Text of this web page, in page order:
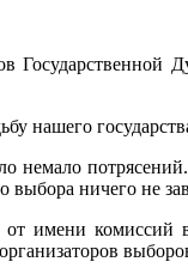
нашего
немало
выбора ничего не
от имени